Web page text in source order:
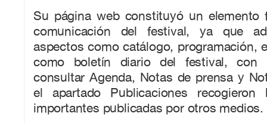
Su página web constituyó un elemento
comunicación del festival, ya que
aspectos como catálogo, programación,
como boletín diario del festival, con
consultar Agenda, Notas de prensa y
el apartado Publicaciones
importantes publicadas por otros medios.